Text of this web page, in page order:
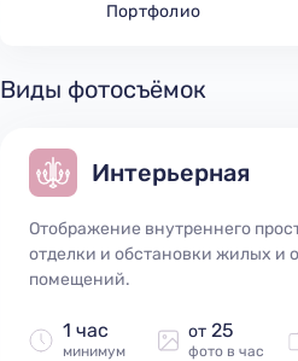
Портфолио
Виды фотосъёмок
Интерьерная
Отображение внутреннего
отделки и обстановки жилых и
помещений.
1 час
минимум
от 25
фото в час